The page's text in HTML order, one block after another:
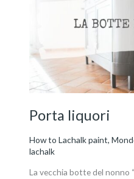
Porta liquori
How to Lachalk paint,
lachalk
La vecchia botte del nonno